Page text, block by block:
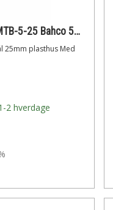
Med autolock MTB-5-25 Bahco 5m båndmål 25mm plasthus
25mm plasthus Med
2 hverdage